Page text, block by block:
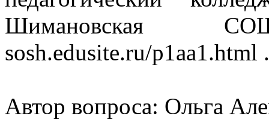
Шимановская СОШ
sosh.edusite.ru/p1aa1.html .
Автор вопроса: Ольга